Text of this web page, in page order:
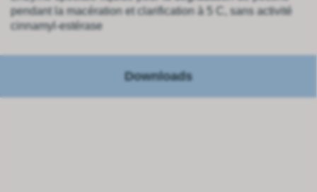
pendant la macération et clarification à 5 C, sans activité
cinnamyl-estérase
Downloads